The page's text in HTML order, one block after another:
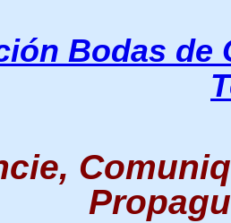
Bodas de